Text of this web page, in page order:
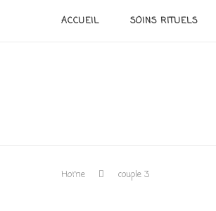
ACCUEIL SOINS RITUELS
Home couple 3